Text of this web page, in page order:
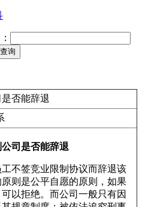
否能辞退
司是否能辞退
不签竞业限制协议而辞退该
则是公平自愿的原则，如果
以拒绝。而公司一般只有因